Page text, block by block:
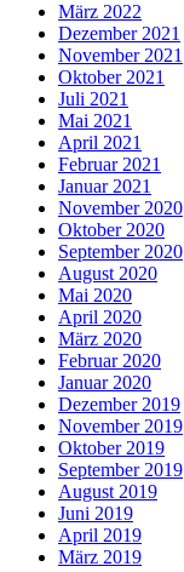
März 2022
Dezember 2021
November 2021
Oktober 2021
Juli 2021
Mai 2021
April 2021
Februar 2021
Januar 2021
November 2020
Oktober 2020
September 2020
August 2020
Mai 2020
April 2020
März 2020
Februar 2020
Januar 2020
Dezember 2019
November 2019
Oktober 2019
September 2019
August 2019
Juni 2019
April 2019
März 2019